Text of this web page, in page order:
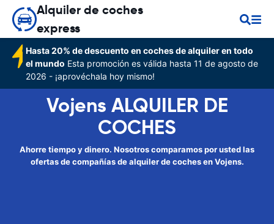
Alquiler de coches
express
Hasta 20% de descuento en coches de alquiler en todo
el mundo Esta promoción es válida hasta 11 de agosto de
2026 - ¡aprovéchala hoy mismo!
Vojens ALQUILER DE
COCHES
Ahorre tiempo y dinero. Nosotros comparamos por usted las
ofertas de compañías de alquiler de coches en Vojens.